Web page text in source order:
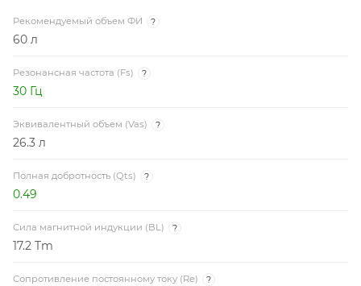
Рекомендуемый объем ФИ ?
60 л
Резонансная частота (Fs) ?
30 Гц
Эквивалентный объем (Vas) ?
26.3 л
Полная добротность (Qts) ?
0.49
Сила магнитной индукции (BL) ?
17.2 Tm
Сопротивление постоянному току (Re) ?